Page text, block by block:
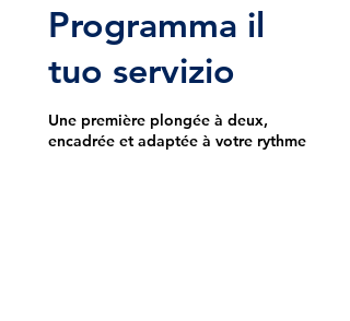
Programma il
tuo servizio
Une première plongée à deux,
encadrée et adaptée à votre rythme